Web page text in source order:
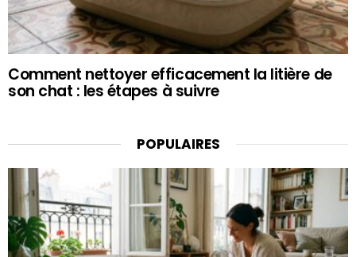
Comment nettoyer efficacement la litière de
son chat : les étapes à suivre
POPULAIRES